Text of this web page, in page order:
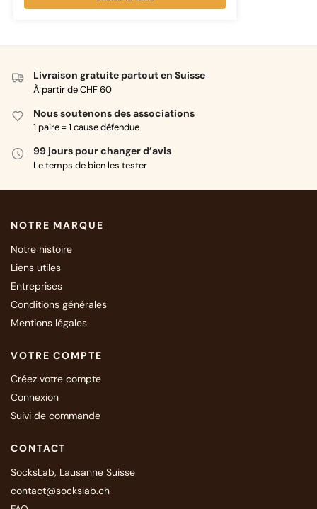
Livraison gratuite partout en Suisse
À partir de CHF 60
Nous soutenons des associations
1 paire = 1 cause défendue
99 jours pour changer d’avis
Le temps de bien les tester
NOTRE MARQUE
Notre histoire
Liens utiles
Entreprises
Conditions générales
Mentions légales
VOTRE COMPTE
Créez votre compte
Connexion
Suivi de commande
CONTACT
SocksLab, Lausanne Suisse
contact@sockslab.ch